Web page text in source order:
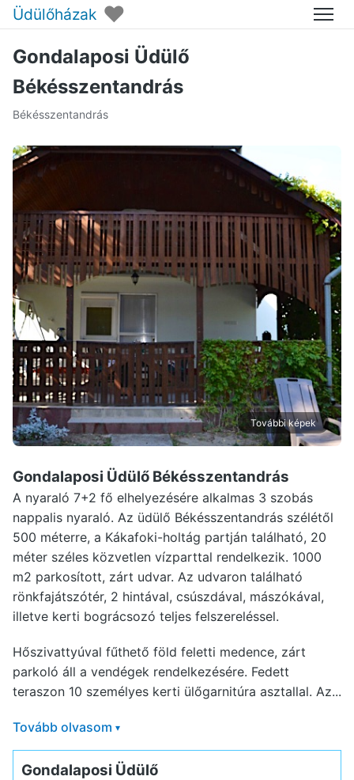
Üdülőházak ♥ Menü
Gondalaposi Üdülő
Békésszentandrás
Békésszentandrás
További képek
Gondalaposi Üdülő Békésszentandrás
A nyaraló 7+2 fő elhelyezésére alkalmas 3 szobás
nappalis nyaraló. Az üdülő Békésszentandrás szélétől
500 méterre, a Kákafoki-holtág partján található, 20
méter széles közvetlen vízparttal rendelkezik. 1000
m2 parkosított, zárt udvar. Az udvaron található
rönkfajátszótér, 2 hintával, csúszdával, mászókával,
illetve kerti bográcsozó teljes felszereléssel.
Hőszivattyúval fűthető föld feletti medence, zárt
parkoló áll a vendégek rendelkezésére. Fedett
teraszon 10 személyes kerti ülőgarnitúra asztallal. Az...
Tovább olvasom ▾
Gondalaposi Üdülő